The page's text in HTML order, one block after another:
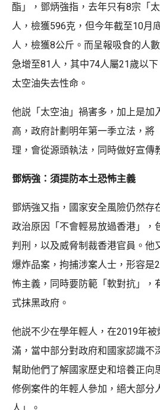
酯」，鄧炳強指，去年只有8宗「
人，檢獲596克，但今年截至10月
人，檢獲8公斤。而呈報吸食的人
急增至81人，其中74人屬21歲以
太空油失去性命。
他説「太空油」禍害多，加上是加
高，政府計劃明年第一季立法，將
理，會從源頭執法，同時做好宣傳
鄧炳強：須提防本土恐怖主義
鄧炳強又指，國家安全風險仍然存
政治原因「不會輕易放過香港」，
判刑，以及威脅制裁香港官員。他
爆炸品案，拘捕涉案人士，形容是
怖主義，同時要防範「軟對抗」，
式抹黑政府。
他説不少在學年輕人，在2019年
滿，當中部分對政府和國家認識不
幫助他們了解國家歷史和培養正向
修例案件的年輕人參加，絕大部分
人」。